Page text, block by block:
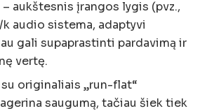
aukštesnis įrangos lygis (pvz.,
k audio sistema, adaptyvi
gali supaprastinti pardavimą ir
vertę.
su originaliais „run-flat“
saugumą, tačiau šiek tiek